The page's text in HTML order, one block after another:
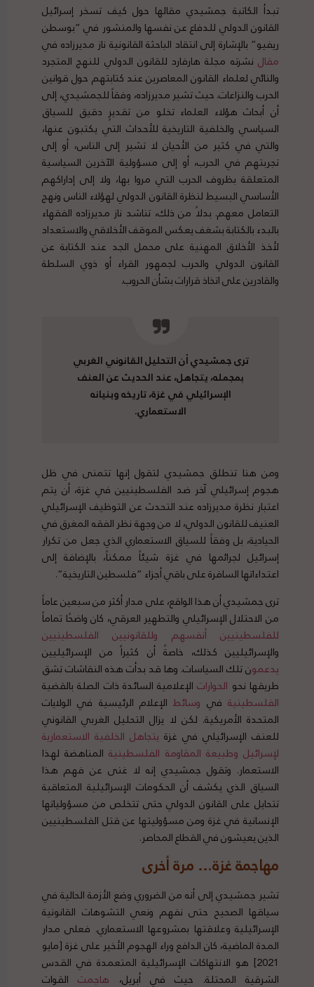
تبدأ الكاتبة جمشيدي مقالها حول كيف تسخر إسرائيل
القانون الدولي للدفاع عن نفسها والمنشور في “بوسطن
ريفيو” بالإشارة إلى انتقاد الباحثة القانونية ناز مدیرزاده في
مقال نشرته مجلة هارفارد للقانون الدولي للنهج المتجرد
والنائي لعلماء القانون المعاصرين عند كتابتهم حول قوانين
الحرب والنزاعات. حيث تشير مديرزاده، وفقاً للجمشيدي، إلى
أن أبحاث هؤلاء العلماء تخلو من تقديرٍ دقيق للسياق
السياسي والخلفية التاريخية للأحداث التي يكتبون عنها،
والتي في كثير من الأحيان لا تشير إلى الناس، أو إلى
تجربتهم في الحرب، أو إلى مسؤولية الآخرين السياسية
المتعلقة بظروف الحرب التي مروا بها، ولا إلى إداراكهم
الأساسي البسيط لنظرة القانون الدولي لهؤلاء الناس ونهج
التعامل معهم. بدلاً من ذلك، تناشد ناز مديرزاده الفقهاء
بالبدء بالكتابة بشغف يعكس الموقف الأخلاقي والاستعداد
لأخذ الأخلاق المهنية على محمل الجد عند الكتابة عن
القانون الدولي والحرب لجمهور القراء أو ذوي السلطة
والقادرين على اتخاذ قرارات بشأن الحروب.
ترى جمشيدي أن التحليل القانوني الغربي
بمجمله، يتجاهل، عند الحديث عن العنف
الإسرائيلي في غزة، تاريخه وبنيانه
الاستعماري.
ومن هنا تنطلق جمشيدي لتقول إنها تتمنى في ظل
هجوم إسرائيلي آخر ضد الفلسطينيين في غزة، أن يتم
اعتبار نظرة مديرزاده عند التحدث عن التوظيف الإسرائيلي
العنيف للقانون الدولي، لا من وجهة نظر الفقه المغرق في
الحيادية، بل وفقاً للسياق الاستعماري الذي جعل من تكرار
إسرائيل لجرائمها في غزة شيئاً ممكناً، بالإضافة إلى
اعتداءاتها السافرة على باقي أجزاء “فلسطين التاريخية”.
ترى جمشيدي أن هذا الواقع، على مدار أكثر من سبعين عاماً
من الاحتلال الإسرائيلي والتطهير العرقي، كان واضحًا تماماً
للفلسطينيين
أنفسهم وللقانونيين
الفلسطينيين
والإسرائيليين كذلك، خاصةً أن كثيراً من الإسرائيليين
يدعمون تلك السياسات. وها قد بدأت هذه النقاشات تشق
طريقها نحو الحواراتالإعلامية السائدة ذات الصلة بالقضية
الفلسطينيةفي وسائطالإعلام الرئيسية في الولايات
المتحدة الأمريكية. لكن لا يزال التحليل الغربي القانوني
للعنف الإسرائيلي في غزة يتجاهل الخلفية الاستعمارية
لإسرائيل وطبيعة المقاومة الفلسطينيةالمناهضة لهذا
الاستعمار. وتقول جمشيدي إنه لا غنى عن فهم هذا
السياق الذي يكشف أن الحكومات الإسرائيلية المتعاقبة
تتحايل على القانون الدولي حتى تتخلص من مسؤولياتها
الإنسانية في غزة ومن مسؤوليتها عن قتل الفلسطينيين
الذين يعيشون في القطاع المحاصر.
مهاجمة غزة… مرة أخرى
تشير جمشيدي إلى أنه من الضروري وضع الأزمة الحالية في
سياقها الصحيح حتى نفهم ونعي التشوهات القانونية
الإسرائيلية وعلاقتها بمشروعها الاستعماري. فعلى مدار
المدة الماضية، كان الدافع وراء الهجوم الأخير على غزة [مايو
2021] هو الانتهاكات الإسرائيلية المتعمدة في القدس
الشرقية المحتلة. حيث في أبريل، هاجمتالقوات